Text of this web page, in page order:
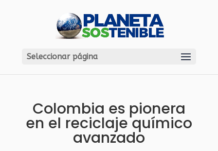
Seleccionar página
Colombia es pionera
en el reciclaje químico
avanzado